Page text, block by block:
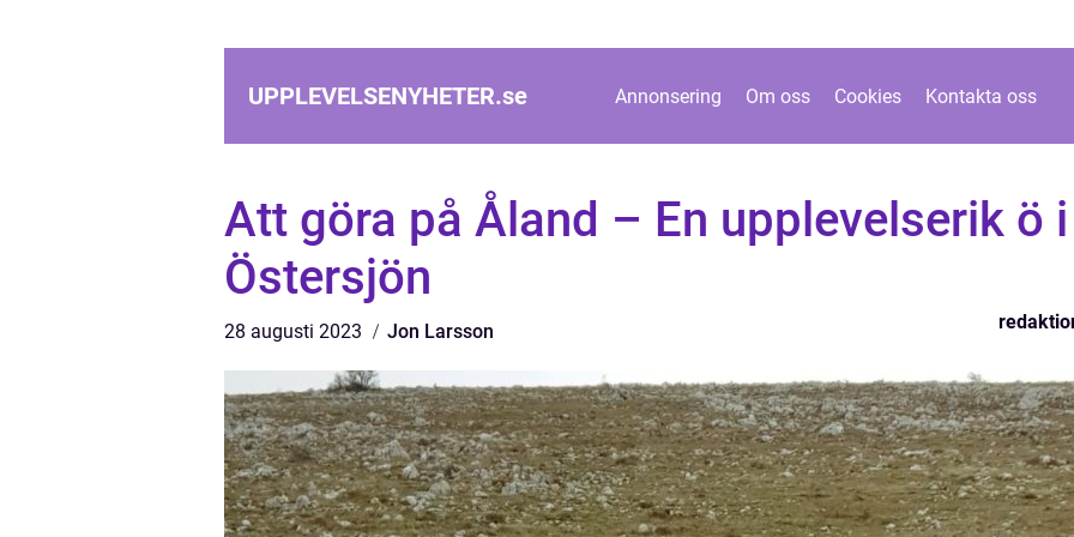
UPPLEVELSENYHETER.se Annonsering Om oss Cookies Kontakta oss
Att göra på Åland – En upplevelserik ö i
Östersjön
28 augusti 2023 Jon Larsson